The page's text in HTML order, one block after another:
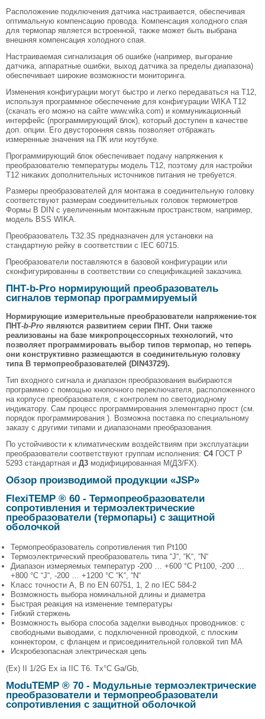
Расположение подключения датчика настраивается, обеспечивая
оптимальную компенсацию провода. Компенсация холодного спая
для термопар является встроенной, также может быть выбрана
внешняя компенсация холодного спая.
Настраиваемая сигнализация об ошибке (например, выгорание
датчика, аппаратные ошибки, выход датчика за пределы диапазона)
обеспечивает широкие возможности мониторинга.
Изменения конфигурации могут быстро и легко передаваться на Т12,
используя программное обеспечение для конфигурации WIKA T12
(скачать его можно на сайте www.wika.com) и коммуникационный
интерфейс (программирующий блок), который доступен в качестве
доп. опции. Его двусторонняя связь позволяет отбражать
измеренные значения на ПК или ноутбуке.
Программирующий блок обеспечивает подачу напряжения к
преобразователю температуры модель T12, поэтому для настройки
T12 никаких дополнительных источников питания не требуется.
Размеры преобразователей для монтажа в соединительную головку
соответствуют размерам соединительных головок термометров
Формы В DIN с увеличенным монтажным пространством, например,
модель BSS WIKA.
Преобразователь T32.3S предназначен для установки на
стандартную рейку в соответствии с IEC 60715.
Преобразователи поставляются в базовой конфигурации или
сконфигурированны в соответствии со спецификацией заказчика.
ПНТ-b-Pro нормирующий преобразователь
сигналов термопар программируемый
Нормирующие измерительные преобразователи напряжение-ток
ПНТ-b-Pro являются развитием серии ПНТ. Они также
реализованы на базе микропроцессорных технологий, что
позволяет программировать выбор типов термопар, но теперь
они конструктивно размещаются в соединительную головку
типа В термопреобразователей (DIN43729).
Тип входного сигнала и диапазон преобразования выбираются
программно с помощью кнопочного переключателя, расположенного
на корпусе преобразователя, с контролем по светодиодному
индикатору. Сам процесс программирования элементарно прост (см.
порядок программирования ). Возможна поставка по специальному
заказу с другими типами и диапазонами преобразования.
По устойчивости к климатическим воздействиям при эксплуатации
преобразователи соответствуют группам исполнения: С4ГОСТ Р
5293 стандартная и Д3 модифицированная М(Д3/FX).
Обзор производимой продукции «JSP»
FlexiTEMP ® 60 - Термопреобразователи
сопротивления и термоэлектрические
преобразователи (термопары) с защитной
оболочкой
Термопреобразователь сопротивления тип Pt100
Термоэлектрический преобразователь типа “J“, “K“, “N“
Диапазон измеряемых температур -200 … +600 °C Pt100, -200 …
+800 °C “J“, -200 … +1200 °C “K“, “N“
Класс точности A, B по EN 60751, 1, 2 по IEC 584-2
Возможность выбора номинальной длины и диаметра
Быстрая реакция на изменение температуры
Гибкий стержень
Возможность выбора способа заделки выводных проводников: с
свободными выводами, с подключенной проводкой, с плоским
коннектором, с фланцем и присоединительной головкой тип MA
Искробезопасная электрическая цепь
(Ex) II 1/2G Ex ia IIC T6. Tx°C Ga/Gb,
ModuTEMP ® 70 - Модульные термоэлектрические
преобразователи и термопреобразователи
сопротивления с защитной оболочкой